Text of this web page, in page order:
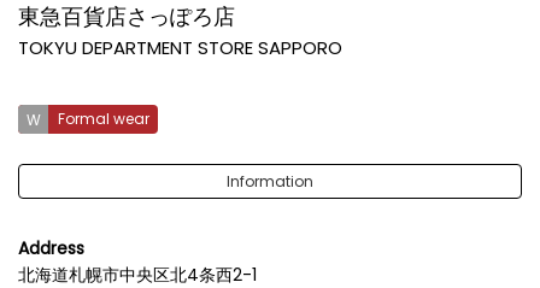
東急百貨店さっぽろ店
TOKYU DEPARTMENT STORE SAPPORO
Formal wear
Information
Address
北海道札幌市中央区北4条西2-1